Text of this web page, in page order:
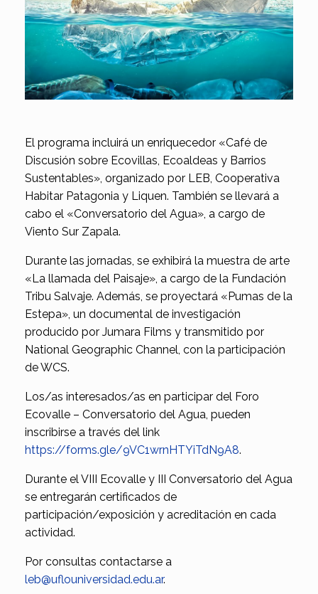
El programa incluirá un enriquecedor «Café de
Discusión sobre Ecovillas, Ecoaldeas y Barrios
Sustentables», organizado por LEB, Cooperativa
Habitar Patagonia y Liquen. También se llevará a
cabo el «Conversatorio del Agua», a cargo de
Viento Sur Zapala.
Durante las jornadas, se exhibirá la muestra de arte
«La llamada del Paisaje», a cargo de la Fundación
Tribu Salvaje. Además, se proyectará «Pumas de la
Estepa», un documental de investigación
producido por Jumara Films y transmitido por
National Geographic Channel, con la participación
de WCS.
Los/as interesados/as en participar del Foro
Ecovalle – Conversatorio del Agua, pueden
inscribirse a través del link
https://forms.gle/9VC1wrnHTYiTdN9A8.
Durante el VIII Ecovalle y III Conversatorio del Agua
se entregarán certificados de
participación/exposición y acreditación en cada
actividad.
Por consultas contactarse a
leb@uflouniversidad.edu.ar.